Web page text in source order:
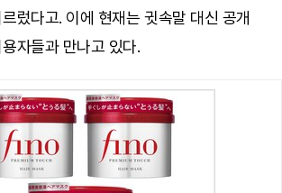
렀다고. 이에 현재는 귓속말 대신 공개
자들과 만나고 있다.